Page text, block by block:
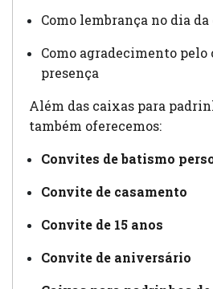
Como lembrança no dia
Como agradecimento pelo
presença
Além das caixas para
também oferecemos:
Convites de batismo
Convite de casamento
Convite de 15 anos
Convite de aniversário